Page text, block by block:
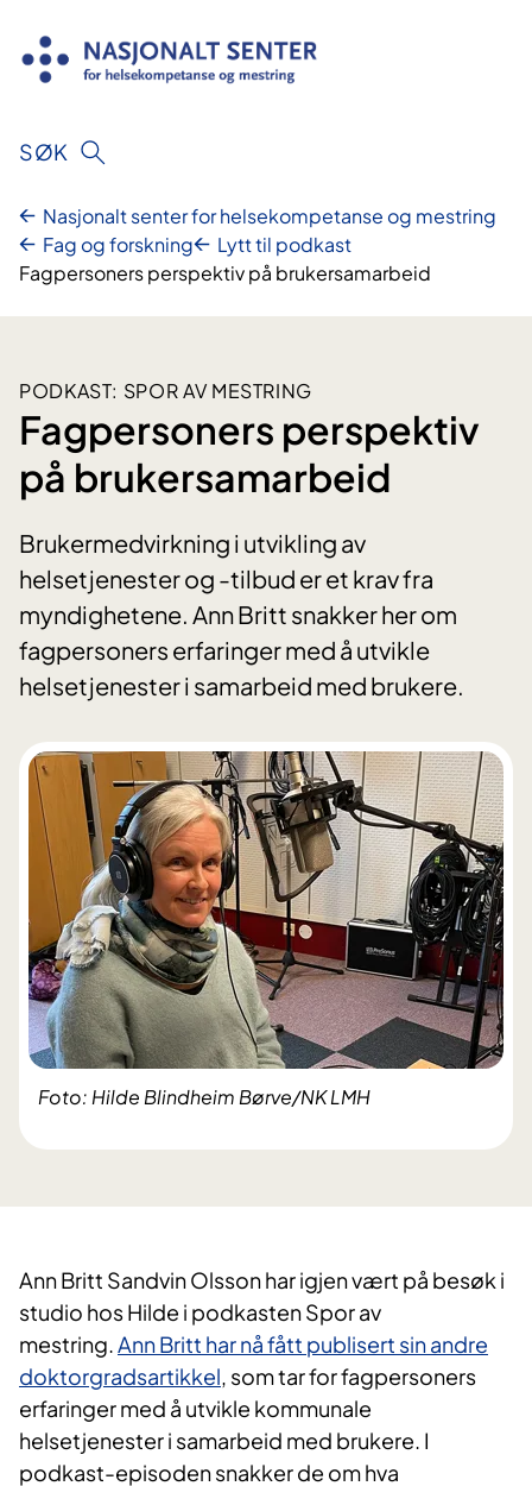
innhold
SØK
Nasjonalt senter for helsekompetanse og mestring
Fag og forskning
Lytt til podkast
Fagpersoners perspektiv på brukersamarbeid
PODKAST: SPOR AV MESTRING
Fagpersoners perspektiv
på brukersamarbeid
Brukermedvirkning i utvikling av
helsetjenester og -tilbud er et krav fra
myndighetene. Ann Britt snakker her om
fagpersoners erfaringer med å utvikle
helsetjenester i samarbeid med brukere.
Foto: Hilde Blindheim Børve/NK LMH
Ann Britt Sandvin Olsson har igjen vært på besøk i
studio hos Hilde i podkasten Spor av
mestring.Ann Britt har nå fått publisert sin andre
doktorgradsartikkel, som tar for fagpersoners
erfaringer med å utvikle kommunale
helsetjenester i samarbeid med brukere. I
podkast-episoden snakker de om hva